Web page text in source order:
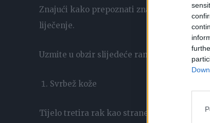
Znajući kako prepoznati znakove raka je
liječenje.
Uzmite u obzir slijedeće rane znakove raka:
Svrbež kože
Tijelo tretira rak kao strane bakterije i